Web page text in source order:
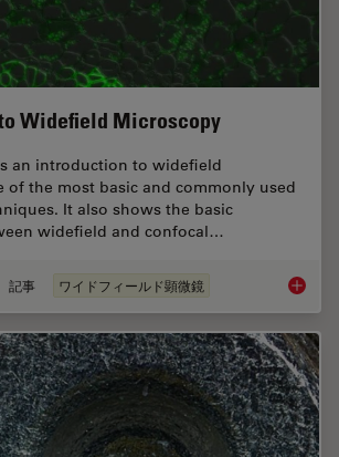
Widefield Microscopy
an introduction to widefield
of the most basic and commonly used
It also shows the basic
widefield and confocal…
記事 ワイドフィールド顕微鏡